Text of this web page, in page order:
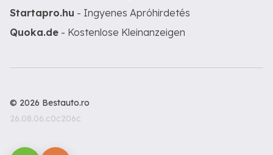
Startapro.hu - Ingyenes Apróhirdetés
Quoka.de - Kostenlose Kleinanzeigen
© 2026 Bestauto.ro
26.08.06.c0c206c